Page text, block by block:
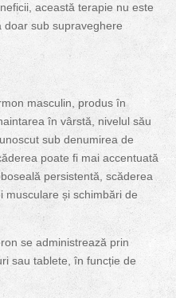
această terapie nu este
doar sub supraveghere
masculin, produs în
în vârstă, nivelul său
sub denumirea de
poate fi mai accentuată
persistentă, scăderea
musculare și schimbări de
se administrează prin
sau tablete, în funcție de